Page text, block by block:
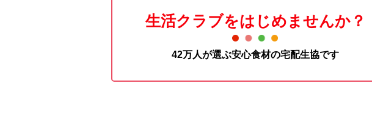
生活クラブをはじめませんか？
42万人が選ぶ安心食材の宅配生協です